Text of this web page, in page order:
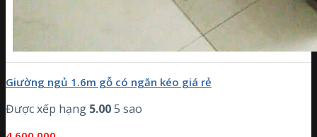
Giường ngủ 1.6m gỗ có ngăn kéo giá rẻ
Được xếp hạng 5.005 sao